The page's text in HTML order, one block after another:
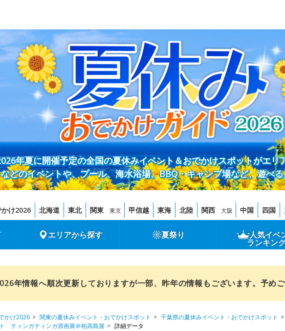
年夏に開催予定の全国の夏休みイベント＆おでかけスポットがエリ
どのイベントや、プール、海水浴場、BBQ・キャンプ場など、遊べ
け2026 北海道 東北 関東 東京 甲信越 東海 北陸 関西 大阪 中国 四国
エリアから探す 夏祭り 人気イベ
ランキン
年情報へ順次更新しておりますが一部、昨年の情報もございます。予めご
かけ2026 関東の夏休みイベント・おでかけスポット 千葉県の夏休みイベント・おでかけスポット
ティンガティンガ原画展＠柏高島屋
詳細データ